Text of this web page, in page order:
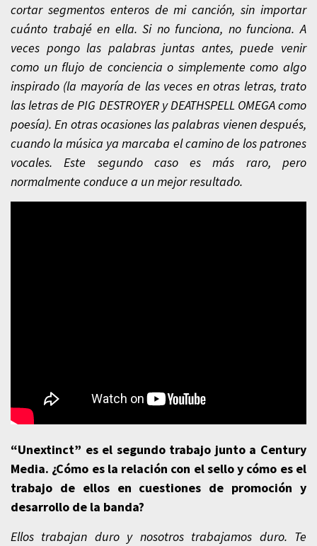
cortar segmentos enteros de mi canción, sin importar
cuánto trabajé en ella. Si no funciona, no funciona. A
veces pongo las palabras juntas antes, puede venir
como un flujo de conciencia o simplemente como algo
inspirado (la mayoría de las veces en otras letras, trato
las letras de PIG DESTROYER y DEATHSPELL OMEGA como
poesía). En otras ocasiones las palabras vienen después,
cuando la música ya marcaba el camino de los patrones
vocales. Este segundo caso es más raro, pero
normalmente conduce a un mejor resultado.
“Unextinct” es el segundo trabajo junto a Century
Media. ¿Cómo es la relación con el sello y cómo es el
trabajo de ellos en cuestiones de promoción y
desarrollo de la banda?
Ellos trabajan duro y nosotros trabajamos duro. Te